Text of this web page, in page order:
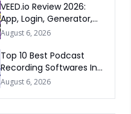
VEED.io Review 2026:
App, Login, Generator,
Download, AI & FAQs
August 6, 2026
Top 10 Best Podcast
Recording Softwares In
2026
August 6, 2026